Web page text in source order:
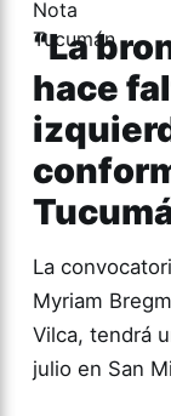
“La
hace
La
Myriam
Vilca, tendrá
julio en San